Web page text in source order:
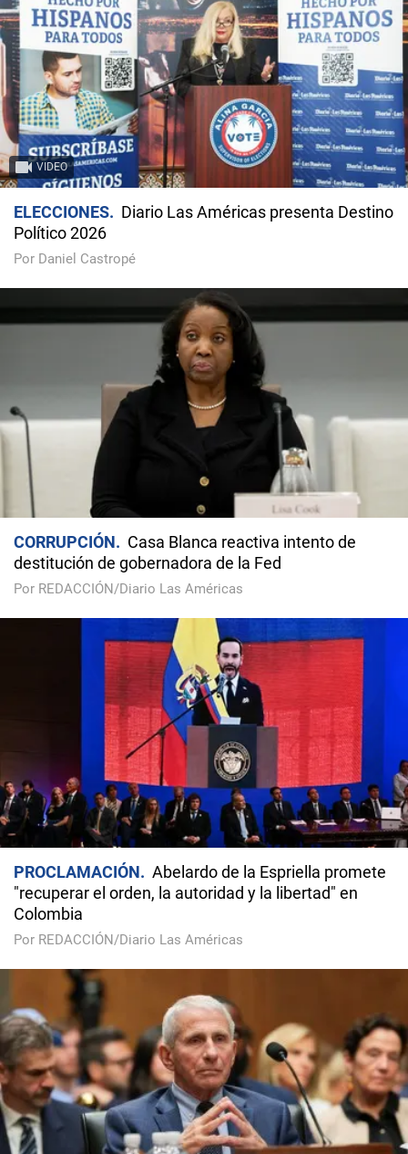
VIDEO
ELECCIONES
Diario Las Américas presenta Destino
Político 2026
Por Daniel Castropé
CORRUPCIÓN
Casa Blanca reactiva intento de
destitución de gobernadora de la Fed
Por REDACCIÓN/Diario Las Américas
PROCLAMACIÓN
Abelardo de la Espriella promete
"recuperar el orden, la autoridad y la libertad" en
Colombia
Por REDACCIÓN/Diario Las Américas